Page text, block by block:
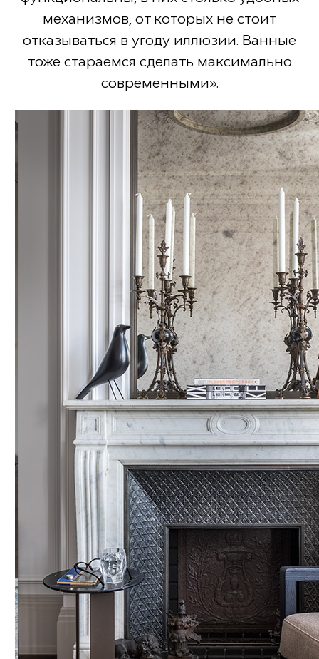
механизмов, от которых не стоит
отказываться в угоду иллюзии. Ванные
тоже стараемся сделать максимально
современными».